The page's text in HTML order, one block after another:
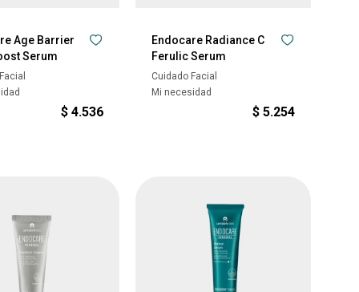
Age Barrier
Serum
$ 4.536
Endocare Radiance C
Ferulic Serum
Cuidado Facial
Mi necesidad
$ 5.254